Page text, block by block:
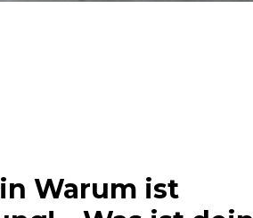
Warum ist